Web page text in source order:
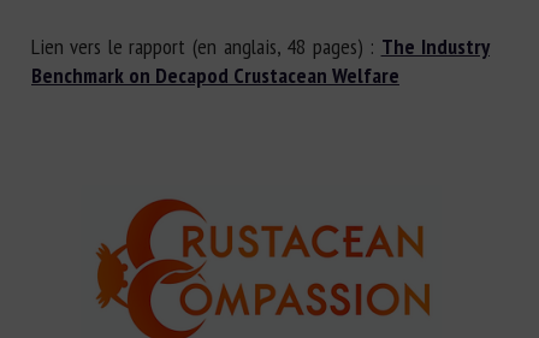
Lien vers le rapport (en anglais, 48 pages) : The Industry
Benchmark on Decapod Crustacean Welfare